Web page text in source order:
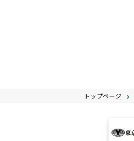
トップページ